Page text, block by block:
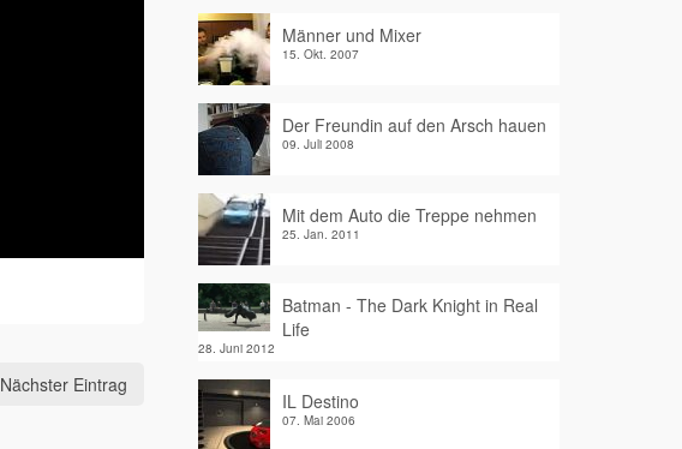
Nächster Eintrag
Männer und Mixer
15. Okt. 2007
Der Freundin auf den Arsch hauen
09. Juli 2008
Mit dem Auto die Treppe nehmen
25. Jan. 2011
Batman - The Dark Knight in Real
Life
28. Juni 2012
IL Destino
07. Mai 2006